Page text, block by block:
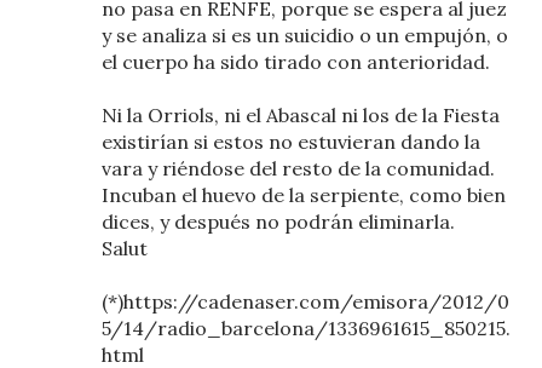
no pasa en RENFE, porque se espera al juez
y se analiza si es un suicidio o un empujón, o
el cuerpo ha sido tirado con anterioridad.
Ni la Orriols, ni el Abascal ni los de la Fiesta
existirían si estos no estuvieran dando la
vara y riéndose del resto de la comunidad.
Incuban el huevo de la serpiente, como bien
dices, y después no podrán eliminarla.
Salut
(*)https://cadenaser.com/emisora/2012/0
5/14/radio_barcelona/1336961615_850215.
html